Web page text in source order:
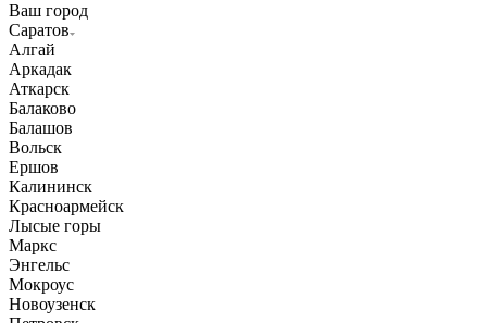
Ваш город
Саратов
Алгай
Аркадак
Аткарск
Балаково
Балашов
Вольск
Ершов
Калининск
Красноармейск
Лысые горы
Маркс
Энгельс
Мокроус
Новоузенск